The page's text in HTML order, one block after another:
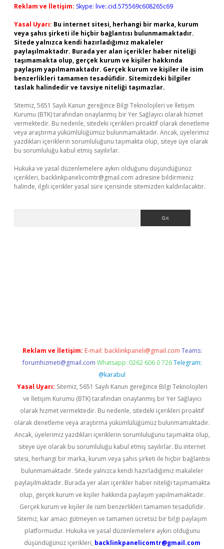
Reklam ve İletişim: Skype: live:.cid.575569c608265c69
Yasal Uyarı: Bu internet sitesi, herhangi bir marka, kurum
veya şahıs şirketi ile hiçbir bağlantısı bulunmamaktadır.
Sitede yalnızca kendi hazırladığımız makaleler
paylaşılmaktadır. Burada yer alan içerikler haber niteliği
taşımamakta olup, gerçek kurum ve kişiler hakkında
paylaşım yapılmamaktadır. Gerçek kurum ve kişiler ile isim
benzerlikleri tamamen tesadüfidir. Sitemizdeki bilgiler
taslak halindedir ve tavsiye niteliği taşımazlar.
Sitemiz, 5651 Sayılı Kanun gereğince Bilgi Teknolojileri ve İletişim
Kurumu (BTK) tarafından onaylanmış bir Yer Sağlayıcı olarak hizmet
vermektedir. Bu nedenle, sitedeki içerikleri proaktif olarak denetleme
veya araştırma yükümlülüğümüz bulunmamaktadır. Ancak, üyelerimiz
yazdıkları içeriklerin sorumluluğunu taşımakta olup, siteye üye olarak
bu sorumluluğu kabul etmiş sayılırlar.
Hukuka ve yasal düzenlemelere aykırı olduğunu düşündüğünüz
içerikleri, backlinkpanelicomtr@gmail.com adresine bildirmeniz
halinde, ilgili içerikler yasal süre içerisinde sitemizden kaldırılacaktır.
Reklam ve İletişim: E-mail: backlinkpaneli@gmail.com Teams:
forumhizmeti@gmail.com Whatsapp: 0262 606 0 726 Telegram:
@karabul
Yasal Uyarı: Sitemiz, 5651 Sayılı Kanun gereğince Bilgi Teknolojileri
ve İletişim Kurumu (BTK) tarafından onaylanmış bir Yer Sağlayıcı
olarak hizmet vermektedir. Bu nedenle, sitedeki içerikleri proaktif
olarak denetleme veya araştırma yükümlülüğümüz bulunmamaktadır.
Ancak, üyelerimiz yazdıkları içeriklerin sorumluluğunu taşımakta olup,
siteye üye olarak bu sorumluluğu kabul etmiş sayılırlar. Bu internet
sitesi, herhangi bir marka, kurum veya şahıs şirketi ile hiçbir bağlantısı
bulunmamaktadır. Sitede yalnızca kendi hazırladığımız makaleler
paylaşılmaktadır. Burada yer alan içerikler haber niteliği taşımamakta
olup, gerçek kurum ve kişiler hakkında paylaşım yapılmamaktadır.
Gerçek kurum ve kişiler ile isim benzerlikleri tamamen tesadüfidir.
Sitemiz, kar amacı gütmeyen ve tamamen ücretsiz bir bilgi paylaşım
platformudur. Hukuka ve yasal düzenlemelere aykırı olduğunu
düşündüğünüz içerikleri, backlinkpanelicomtr@gmail.com